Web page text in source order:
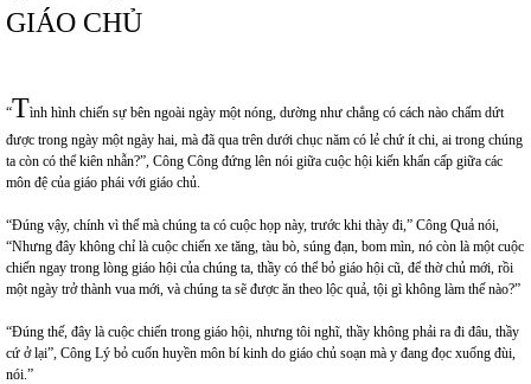
GIÁO CHỦ
“Tình hình chiến sự bên ngoài ngày một nóng, dường như chẳng có cách nào chấm dứt
được trong ngày một ngày hai, mà đã qua trên dưới chục năm có lẻ chứ ít chi, ai trong chúng
ta còn có thể kiên nhẫn?”, Công Công đứng lên nói giữa cuộc hội kiến khẩn cấp giữa các
môn đệ của giáo phái với giáo chủ.
“Đúng vậy, chính vì thế mà chúng ta có cuộc họp này, trước khi thày đi,” Công Quả nói,
“Nhưng đây không chỉ là cuộc chiến xe tăng, tàu bò, súng đạn, bom mìn, nó còn là một cuộc
chiến ngay trong lòng giáo hội của chúng ta, thầy có thể bỏ giáo hội cũ, để thờ chủ mới, rồi
một ngày trở thành vua mới, và chúng ta sẽ được ăn theo lộc quả, tội gì không làm thế nào?”
“Đúng thế, đây là cuộc chiến trong giáo hội, nhưng tôi nghĩ, thầy không phải ra đi đâu, thầy
cứ ở lại”, Công Lý bỏ cuốn huyền môn bí kinh do giáo chủ soạn mà y đang đọc xuống đùi,
nói.”